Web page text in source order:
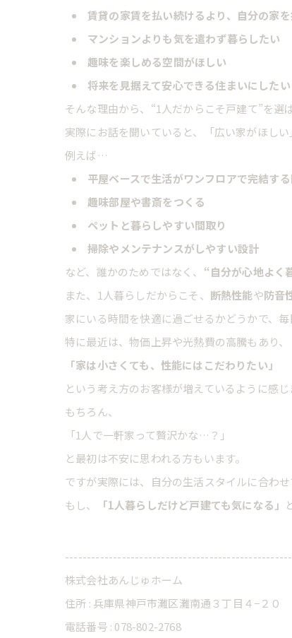
賃貸の家賃を払い続けるより、自分の家
マンションよりも気を遣わず暮らしたい
趣味を楽しめる空間がほしい
将来を見据えて安心できる住まいにしたい
そんな理由から、“1人だからこそ戸建て”を選
実際にお話を聞いていると、「広い家がほしい
例えば…
平屋ベースで生活がワンフロアで完結する
趣味部屋や書斎をつくる
ペットと暮らしやすい間取り
掃除やメンテナンスがしやすい設計
など、誰かのためではなく、 “自分が心地よく
また、1人暮らしだからこそ、 断熱性能や防音
家にいる時間を快適に過ごせるかどうかで、
特に最近は、物価上昇や光熱費の高騰もあり、
「家は小さくても、性能にはこだわりたい」
という考え方のお客様が増えているように感じ
もちろん、
「1人で一軒家って贅沢かな…？」
と最初は不安に思われる方もいます。
ですが実際には、自分の生活スタイルに合わ
もし、
「1人暮らしだけど戸建ても気になる」
株式会社あんじゅホーム
住所 : 兵庫県神戸市灘区灘南通３丁目４−２０
電話番号 : 078-802-2768